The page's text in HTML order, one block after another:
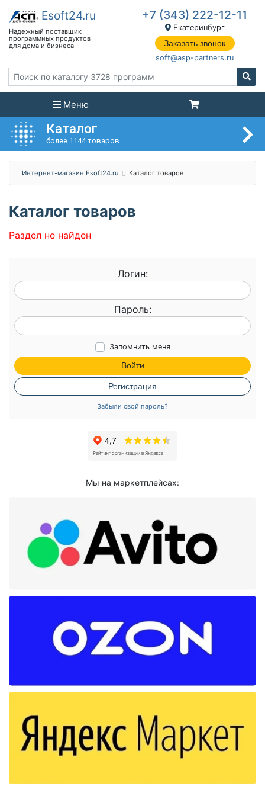
+7 (343) 222-12-11
Екатеринбург
Заказать звонок
soft@asp-partners.ru
Меню
Каталог
более 1144 товаров
Интернет-магазин Esoft24.ru Каталог товаров
Каталог товаров
Раздел не найден
Логин:
Пароль:
Запомнить меня
Войти
Регистрация
Забыли свой пароль?
Мы на маркетплейсах: